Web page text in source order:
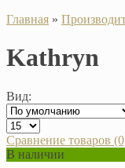
Главная »
Kathryn
Вид:
Сравнение товаров
В наличии